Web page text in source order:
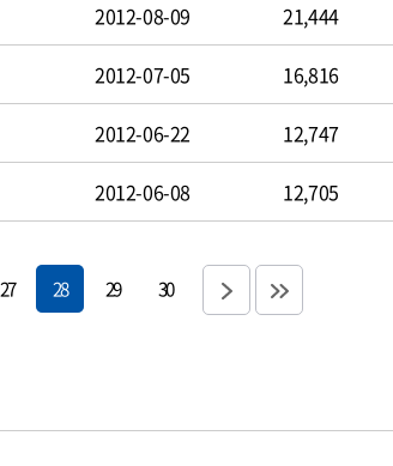
2012-08-09 21,444
2012-07-05 16,816
2012-06-22 12,747
2012-06-08 12,705
27 28 29 30